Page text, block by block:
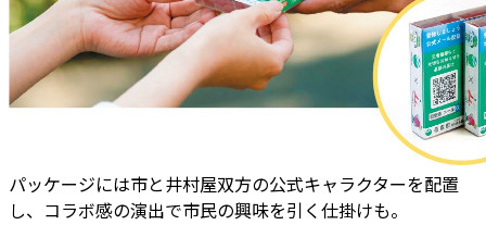
パッケージには市と井村屋双方の公式キャラクターを配置
し、コラボ感の演出で市民の興味を引く仕掛けも。